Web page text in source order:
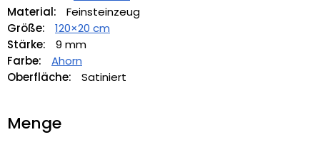
Material:
Feinsteinzeug
Größe:
120×20 cm
Stärke:
9 mm
Farbe:
Ahorn
Oberfläche:
Satiniert
Menge